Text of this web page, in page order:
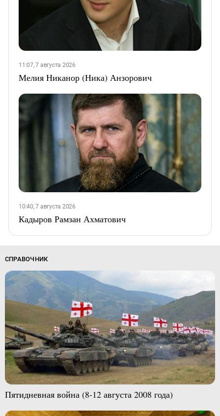
11:07, 7 августа 2026
Мелия Никанор (Ника) Анзорович
10:40, 7 августа 2026
Кадыров Рамзан Ахматович
СПРАВОЧНИК
Пятидневная война (8-12 августа 2008 года)